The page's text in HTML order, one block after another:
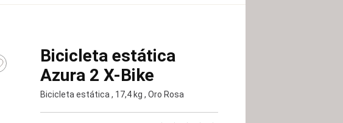
Bicicleta estática
Azura 2 X-Bike
Bicicleta estática , 17,4 kg , Oro Rosa